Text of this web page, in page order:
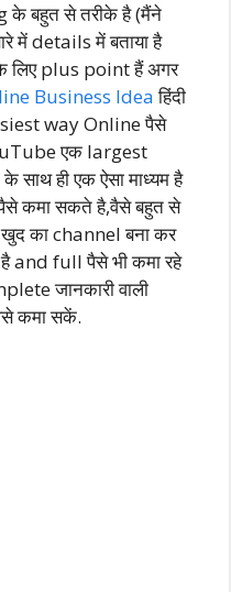
बहुत से तरीके है (मैंने
में details में बताया है
लिए plus point हैं अगर
Business Ideaहिंदी
way Online पैसे
एक largest
ही एक ऐसा माध्यम है
कमा सकते है,वैसे बहुत से
का channel बना कर
and full पैसे भी कमा रहे
जानकारी वाली
कमा सकें.